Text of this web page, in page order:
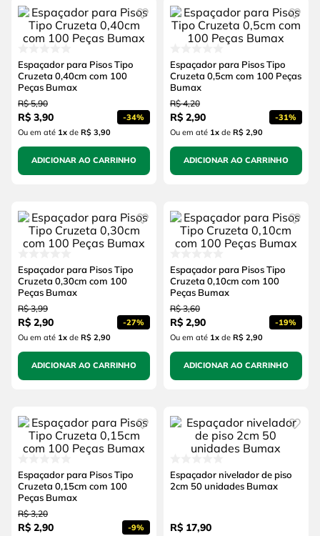
Espaçador para Pisos Tipo
Cruzeta 0,40cm com 100
Peças Bumax
R$ 5,90
R$ 3,90 -34%
Ou em até 1xde R$ 3,90
ADICIONAR AO CARRINHO
Espaçador para Pisos Tipo
Cruzeta 0,5cm com 100 Peças
Bumax
R$ 4,20
R$ 2,90 -31%
Ou em até 1xde R$ 2,90
ADICIONAR AO CARRINHO
Espaçador para Pisos Tipo
Cruzeta 0,30cm com 100
Peças Bumax
R$ 3,99
R$ 2,90 -27%
Ou em até 1xde R$ 2,90
ADICIONAR AO CARRINHO
Espaçador para Pisos Tipo
Cruzeta 0,10cm com 100
Peças Bumax
R$ 3,60
R$ 2,90 -19%
Ou em até 1xde R$ 2,90
ADICIONAR AO CARRINHO
Espaçador para Pisos Tipo
Cruzeta 0,15cm com 100
Peças Bumax
R$ 3,20
R$ 2,90 -9%
Espaçador nivelador de piso
2cm 50 unidades Bumax
R$ 17,90